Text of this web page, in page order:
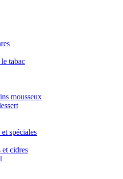
tabac
mousseux
spéciales
et cidres